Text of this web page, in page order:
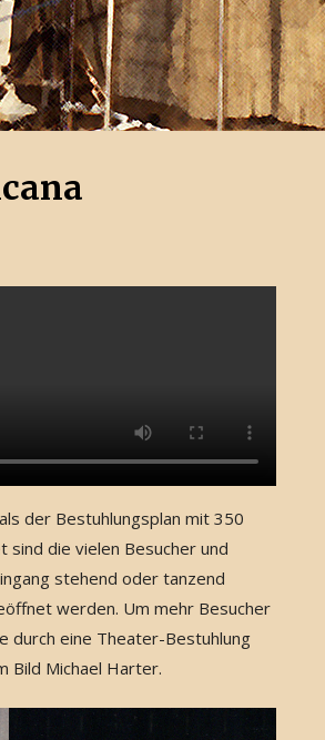
der Bestuhlungsplan mit 350
die vielen Besucher und
stehend oder tanzend
werden. Um mehr Besucher
durch eine Theater-Bestuhlung
Bild Michael Harter.